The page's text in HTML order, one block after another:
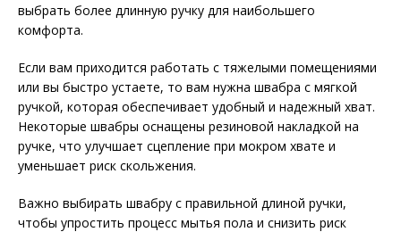
выбрать более длинную ручку для наибольшего
комфорта.
Если вам приходится работать с тяжелыми помещениями
или вы быстро устаете, то вам нужна швабра с мягкой
ручкой, которая обеспечивает удобный и надежный хват.
Некоторые швабры оснащены резиновой накладкой на
ручке, что улучшает сцепление при мокром хвате и
уменьшает риск скольжения.
Важно выбирать швабру с правильной длиной ручки,
чтобы упростить процесс мытья пола и снизить риск